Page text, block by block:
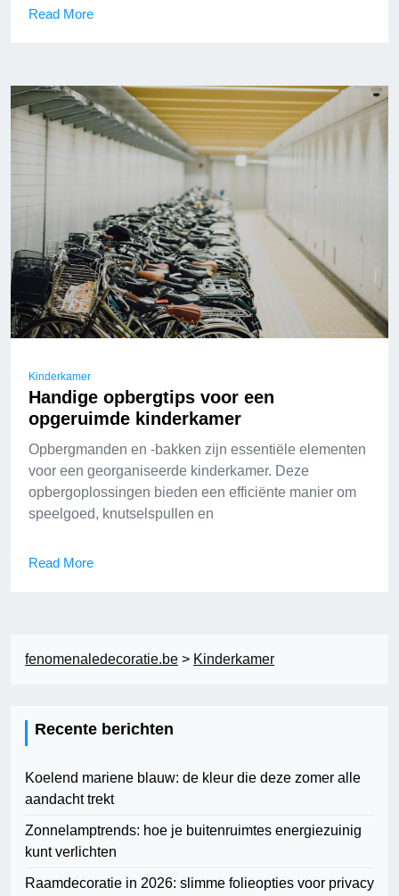
Read More
Kinderkamer
Handige opbergtips voor een
opgeruimde kinderkamer
Opbergmanden en -bakken zijn essentiële elementen
voor een georganiseerde kinderkamer. Deze
opbergoplossingen bieden een efficiënte manier om
speelgoed, knutselspullen en
Read More
fenomenaledecoratie.be > Kinderkamer
Recente berichten
Koelend mariene blauw: de kleur die deze zomer alle
aandacht trekt
Zonnelamptrends: hoe je buitenruimtes energiezuinig
kunt verlichten
Raamdecoratie in 2026: slimme folieopties voor privacy